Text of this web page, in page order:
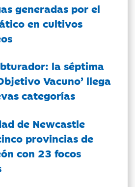
generadas por el
en cultivos
la séptima
Vacuno’ llega
categorías
de Newcastle
provincias de
con 23 focos